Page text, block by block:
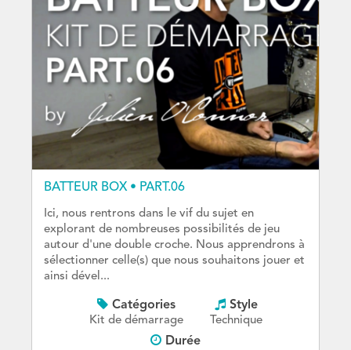
BATTEUR BOX • PART.06
Ici, nous rentrons dans le vif du sujet en
explorant de nombreuses possibilités de jeu
autour d'une double croche. Nous apprendrons à
sélectionner celle(s) que nous souhaitons jouer et
ainsi dével...
Catégories
Kit de démarrage
Style
Technique
Durée